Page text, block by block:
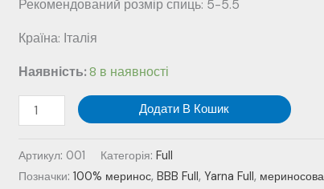
Рекомендований розмір спиць: 5-5.5
Країна: Італія
Наявність: 8 в наявності
Yarna
Full
№001
Додати В Кошик
Артикул: 001 Категорія: Full
Позначки: 100% меринос, BBB Full, Yarna Full,